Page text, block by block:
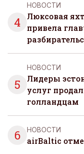
4
НОВОСТИ
Люксовая
привела
5
НОВОСТИ
Лидеры
услуг
голландцам
6 НОВОСТИ
airBaltic